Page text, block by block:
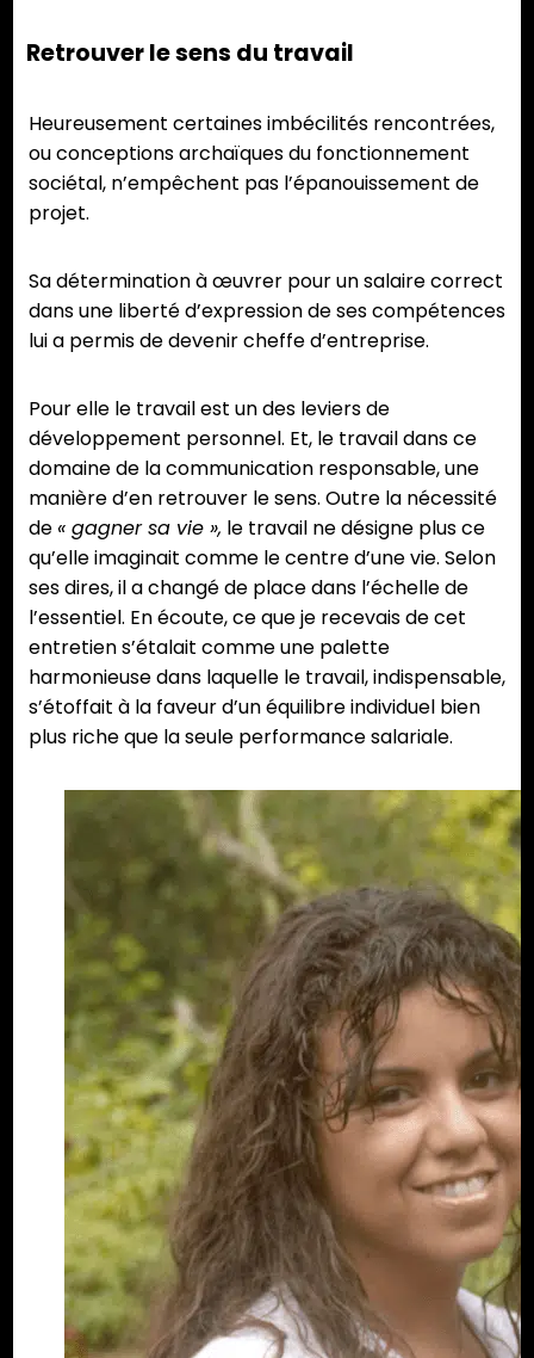
Retrouver le sens du travail
Heureusement certaines imbécilités rencontrées,
ou conceptions archaïques du fonctionnement
sociétal, n’empêchent pas l’épanouissement de
projet.
Sa détermination à œuvrer pour un salaire correct
dans une liberté d’expression de ses compétences
lui a permis de devenir cheffe d’entreprise.
Pour elle le travail est un des leviers de
développement personnel. Et, le travail dans ce
domaine de la communication responsable, une
manière d’en retrouver le sens. Outre la nécessité
de« gagner sa vie », le travail ne désigne plus ce
qu’elle imaginait comme le centre d’une vie. Selon
ses dires, il a changé de place dans l’échelle de
l’essentiel. En écoute, ce que je recevais de cet
entretien s’étalait comme une palette
harmonieuse dans laquelle le travail, indispensable,
s’étoffait à la faveur d’un équilibre individuel bien
plus riche que la seule performance salariale.